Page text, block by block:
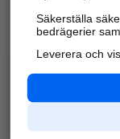
Alla kategorier
API & Kartor
Säkerställa
bedrägerier
Leverera och